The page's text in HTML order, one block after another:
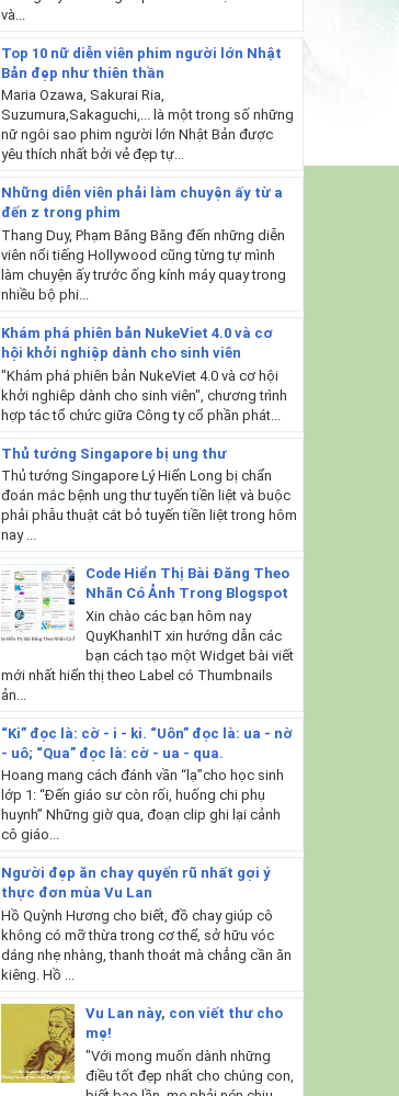
và...
Top 10 nữ diễn viên phim người lớn Nhật
Bản đẹp như thiên thần
Maria Ozawa, Sakurai Ria,
Suzumura,Sakaguchi,... là một trong số những
nữ ngôi sao phim người lớn Nhật Bản được
yêu thích nhất bởi vẻ đẹp tự...
Những diễn viên phải làm chuyện ấy từ a
đến z trong phim
Thang Duy, Phạm Băng Băng đến những diễn
viên nổi tiếng Hollywood cũng từng tự mình
làm chuyện ấy trước ống kính máy quay trong
nhiều bộ phi...
Khám phá phiên bản NukeViet 4.0 và cơ
hội khởi nghiệp dành cho sinh viên
"Khám phá phiên bản NukeViet 4.0 và cơ hội
khởi nghiêp dành cho sinh viên", chương trình
hợp tác tổ chức giữa Công ty cổ phần phát...
Thủ tướng Singapore bị ung thư
Thủ tướng Singapore Lý Hiển Long bị chẩn
đoán mắc bệnh ung thư tuyến tiền liệt và buộc
phải phẫu thuật cắt bỏ tuyến tiền liệt trong hôm
nay ...
Code Hiển Thị Bài Đăng Theo
Nhãn Có Ảnh Trong Blogspot
Xin chào các bạn hôm nay
QuyKhanhIT xin hướng dẫn các
bạn cách tạo một Widget bài viết
mới nhất hiển thị theo Label có Thumbnails
ản...
“Ki” đọc là: cờ - i - ki. “Uôn” đọc là: ua - nờ
- uô; “Qua” đọc là: cờ - ua - qua.
Hoang mang cách đánh vần “lạ”cho học sinh
lớp 1: “Đến giáo sư còn rối, huống chi phụ
huynh” Những giờ qua, đoạn clip ghi lại cảnh
cô giáo...
Người đẹp ăn chay quyến rũ nhất gợi ý
thực đơn mùa Vu Lan
Hồ Quỳnh Hương cho biết, đồ chay giúp cô
không có mỡ thừa trong cơ thể, sở hữu vóc
dáng nhẹ nhàng, thanh thoát mà chẳng cần ăn
kiêng. Hồ ...
Vu Lan này, con viết thư cho
mẹ!
"Với mong muốn dành những
điều tốt đẹp nhất cho chúng con,